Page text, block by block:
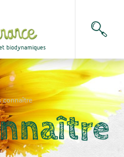
connaître